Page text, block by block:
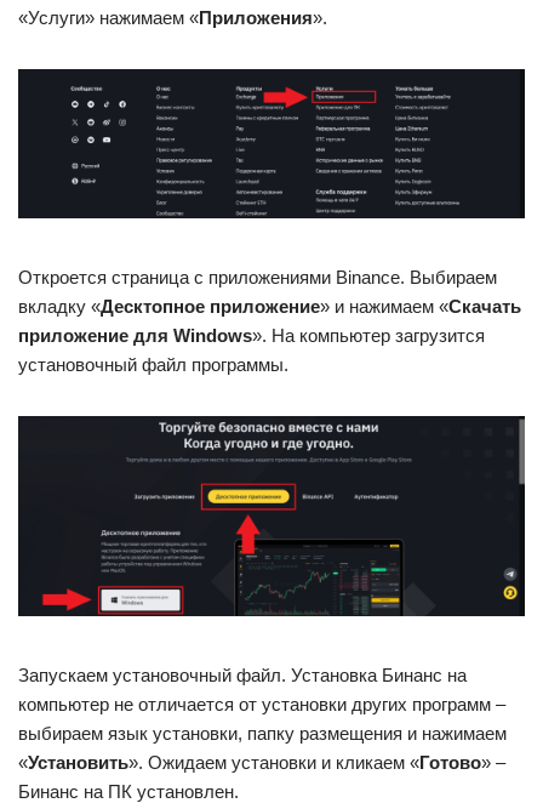
«Услуги» нажимаем «Приложения».
Откроется страница с приложениями Binance. Выбираем
вкладку «Десктопное приложение» и нажимаем «Скачать
приложение для Windows». На компьютер загрузится
установочный файл программы.
Запускаем установочный файл. Установка Бинанс на
компьютер не отличается от установки других программ –
выбираем язык установки, папку размещения и нажимаем
«Установить». Ожидаем установки и кликаем «Готово» –
Бинанс на ПК установлен.